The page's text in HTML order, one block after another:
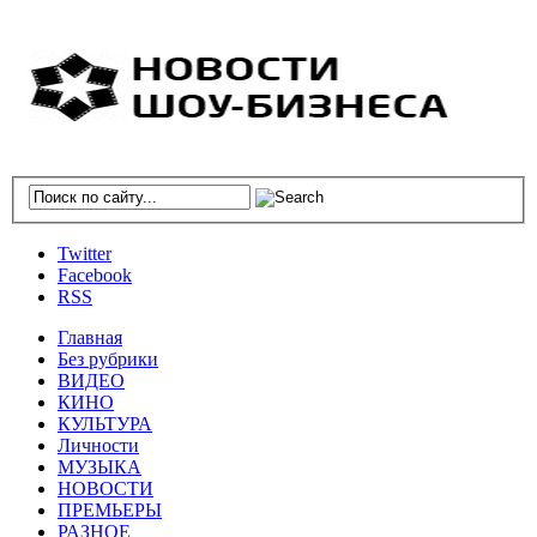
Twitter
Facebook
RSS
Главная
Без рубрики
ВИДЕО
КИНО
КУЛЬТУРА
Личности
МУЗЫКА
НОВОСТИ
ПРЕМЬЕРЫ
РАЗНОЕ